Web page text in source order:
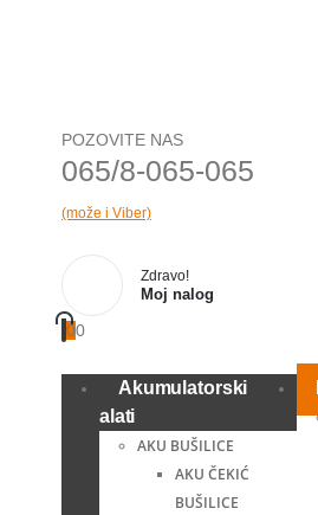
POZOVITE NAS
065/8-065-065
(može i Viber)
Zdravo!
Moj nalog
00
Akumulatorski
alati
AKU BUŠILICE
AKU ČEKIĆ
BUŠILICE